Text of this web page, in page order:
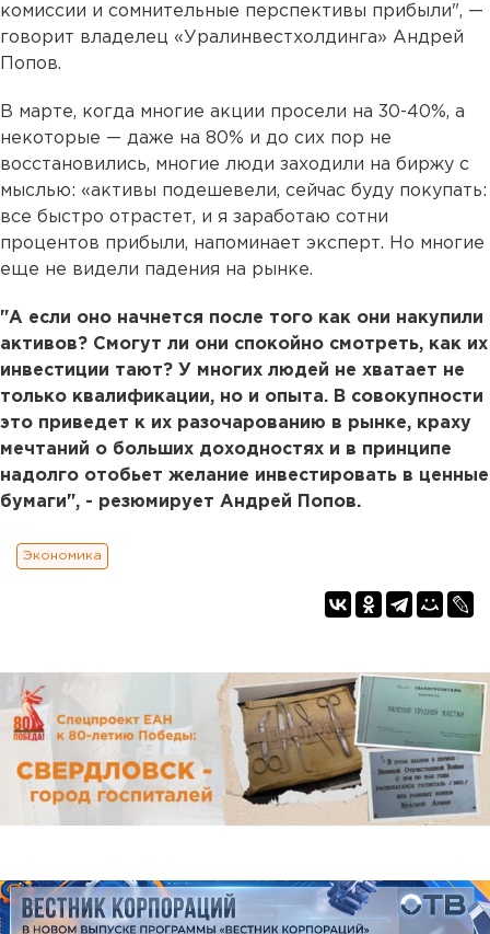
комиссии и сомнительные перспективы прибыли", —
говорит владелец «Уралинвестхолдинга» Андрей
Попов.
В марте, когда многие акции просели на 30-40%, а
некоторые — даже на 80% и до сих пор не
восстановились, многие люди заходили на биржу с
мыслью: «активы подешевели, сейчас буду покупать:
все быстро отрастет, и я заработаю сотни
процентов прибыли, напоминает эксперт. Но многие
еще не видели падения на рынке.
"А если оно начнется после того как они накупили
активов? Смогут ли они спокойно смотреть, как их
инвестиции тают? У многих людей не хватает не
только квалификации, но и опыта. В совокупности
это приведет к их разочарованию в рынке, краху
мечтаний о больших доходностях и в принципе
надолго отобьет желание инвестировать в ценные
бумаги", - резюмирует Андрей Попов.
Экономика